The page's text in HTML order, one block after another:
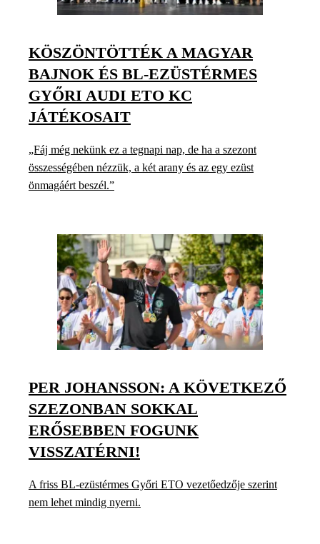
KÖSZÖNTÖTTÉK A MAGYAR
BAJNOK ÉS BL-EZÜSTÉRMES
GYŐRI AUDI ETO KC
JÁTÉKOSAIT
„Fáj még nekünk ez a tegnapi nap, de ha a szezont
összességében nézzük, a két arany és az egy ezüst
önmagáért beszél.”
PER JOHANSSON: A KÖVETKEZŐ
SZEZONBAN SOKKAL
ERŐSEBBEN FOGUNK
VISSZATÉRNI!
A friss BL-ezüstérmes Győri ETO vezetőedzője szerint
nem lehet mindig nyerni.